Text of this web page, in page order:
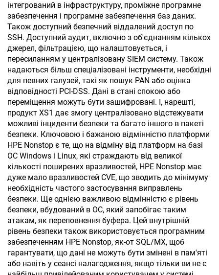
інтегрований в інфраструктуру, проміжне програмне
забезпечення і програмне забезпечення баз даних.
Також доступний безпечний віддалений доступ по
SSH. Доступний аудит, включно з об'єднанням кількох
джерел, фільтрацією, що налаштовується, і
пересиланням у централізовану SIEM систему. Також
надаються більш спеціалізовані інструменти, необхідні
для певних галузей, такі як пошук PAN або оцінка
відповідності PCI-DSS. Дані в стані спокою або
переміщення можуть бути зашифровані. І, нарешті,
продукт XS1 дає змогу централізовано відстежувати
можливі інциденти безпеки та багато іншого в пакеті
безпеки. Ключовою і бажаною відмінністю платформи
HPE Nonstop є те, що на відміну від платформ на базі
ОС Windows і Linux, які страждають від великої
кількості поширених вразливостей, HPE Nonstop має
дуже мало вразливостей CVE, що зводить до мінімуму
необхідність частого застосування виправлень
безпеки. Ще однією важливою відмінністю є рівень
безпеки, вбудований в ОС, який запобігає таким
атакам, як переповнення буфера. Цей внутрішній
рівень безпеки також використовується програмним
забезпеченням HPE Nonstop, як-от SQL/MX, щоб
гарантувати, що дані не можуть бути змінені в пам'яті
або навіть у сеансі налагодження, якщо тільки ви не є